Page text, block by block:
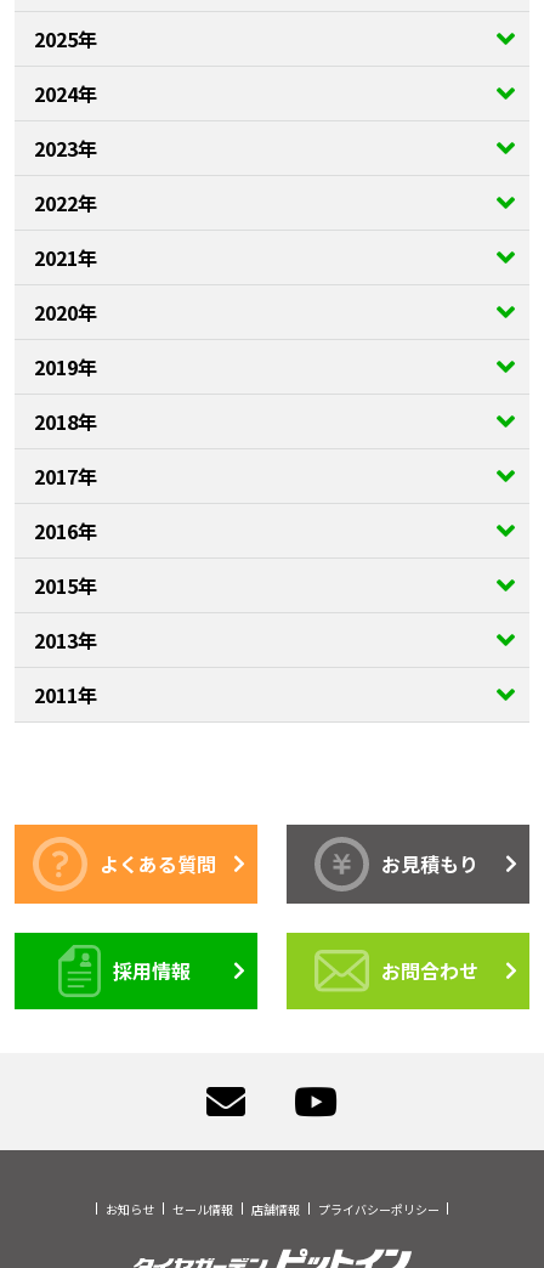
2025年
2024年
2023年
2022年
2021年
2020年
2019年
2018年
2017年
2016年
2015年
2013年
2011年
よくある質問 お見積もり
採用情報 お問合わせ
お知らせ セール情報 店舗情報 プライバシーポリシー